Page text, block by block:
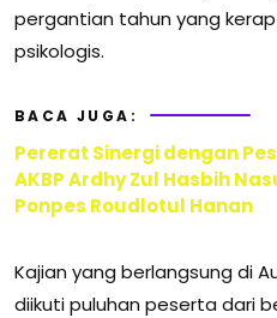
pergantian tahun yang
psikologis.
BACA JUGA:
Pererat Sinergi dengan
AKBP Ardhy Zul Hasbih
Ponpes Roudlotul Hanan
Kajian yang berlangsung di
diikuti puluhan peserta dari